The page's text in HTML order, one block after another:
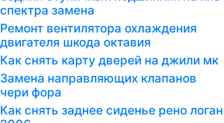
спектра замена
Ремонт вентилятора охлаждения
двигателя шкода октавия
Как снять карту дверей на джили мк
Замена направляющих клапанов
чери фора
Как снять заднее сиденье рено логан